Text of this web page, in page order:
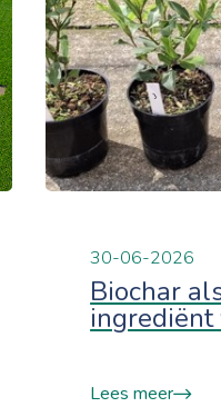
30-06-2026
Biochar
Lees meer